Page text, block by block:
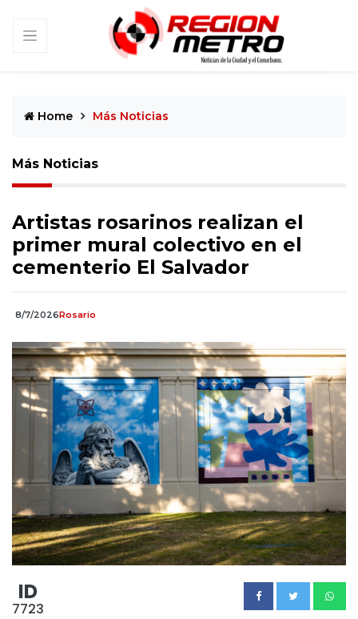
Home Más Noticias
Más Noticias
Artistas rosarinos realizan el
primer mural colectivo en el
cementerio El Salvador
8/7/2026Rosario
ID
7723